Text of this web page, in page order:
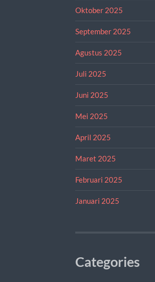
Oktober 2025
September 2025
Agustus 2025
Juli 2025
Juni 2025
Mei 2025
April 2025
Maret 2025
Februari 2025
Januari 2025
Categories